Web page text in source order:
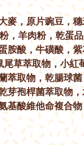
麥，原片豌豆，
，羊肉粉，乾蛋
胺酸，牛磺酸，
草萃取物，小紅
萃取物，乾腸球
芽孢桿菌萃取物
基酸維他命複合